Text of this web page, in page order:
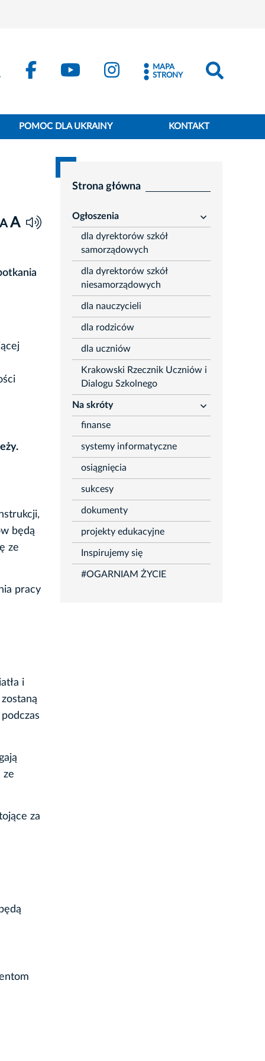
MAPA
STRONY
POMOC DLA UKRAINY KONTAKT
A A
będą
ze
pracy
i
ze
za
Strona główna
Ogłoszenia
rozwiń
dla dyrektorów szkół
samorządowych
dla dyrektorów szkół
niesamorządowych
dla nauczycieli
dla rodziców
dla uczniów
Krakowski Rzecznik Uczniów i
Dialogu Szkolnego
Na skróty
rozwiń
finanse
systemy informatyczne
osiągnięcia
sukcesy
dokumenty
projekty edukacyjne
Inspirujemy się
#OGARNIAM ŻYCIE